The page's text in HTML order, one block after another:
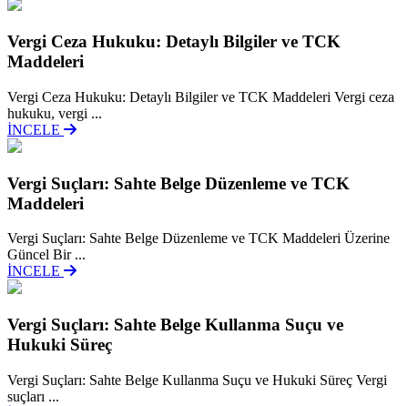
Vergi Ceza Hukuku: Detaylı Bilgiler ve TCK
Maddeleri
Vergi Ceza Hukuku: Detaylı Bilgiler ve TCK Maddeleri Vergi ceza
hukuku, vergi ...
İNCELE
Vergi Suçları: Sahte Belge Düzenleme ve TCK
Maddeleri
Vergi Suçları: Sahte Belge Düzenleme ve TCK Maddeleri Üzerine
Güncel Bir ...
İNCELE
Vergi Suçları: Sahte Belge Kullanma Suçu ve
Hukuki Süreç
Vergi Suçları: Sahte Belge Kullanma Suçu ve Hukuki Süreç Vergi
suçları ...